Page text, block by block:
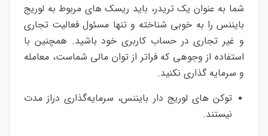
شما به عنوان یک تریدر، باید ریسک ‌های مربوط به لوریج
بایننس را به خوبی شناخته و تنها مسئول فعالیت تجاری
و غیر تجاری در حساب کاربری خود باشید. همچنین با
استفاده از وجوهی که فراتر از توان مالی شماست، معامله
و سرمایه گذاری نکنید.
توکن های لوریج دار بایننس، سرمایه‌گذاری دراز مدت
نیستند.